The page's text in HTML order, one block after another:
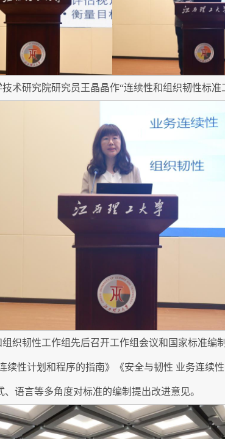
术研究院研究员王晶晶作“连续性和组织韧性标准
织韧性工作组先后召开工作组会议和国家标准编
性计划和程序的指南》《安全与韧性 业务连续
语言等多角度对标准的编制提出改进意见。